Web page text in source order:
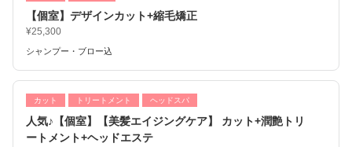
【個室】デザインカット+縮毛矯正
¥25,300
シャンプー・ブロー込
カット トリートメント ヘッドスパ
人気♪【個室】【美髪エイジングケア】 カット+潤艶トリ
ートメント+ヘッドエステ